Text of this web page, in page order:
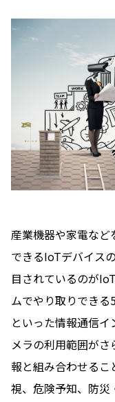
産業機器や家電な
できるIoTデバイス
目されているのが
ムでやり取りでき
といった情報通信
メラの利用範囲が
報と組み合わせる
視、危険予知、防災